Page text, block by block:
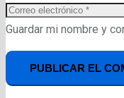
Guardar mi nombre y
PUBLICAR EL